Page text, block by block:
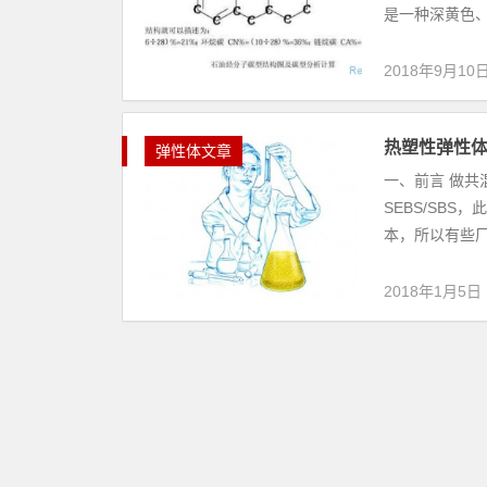
是一种深黄色
2018年9月10
弹性体文章 热塑性弹性
一、前言 做共
SEBS/SBS，
本，所以有些
2018年1月5日